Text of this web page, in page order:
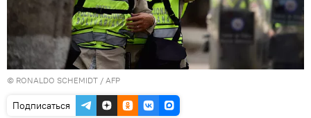
© RONALDO SCHEMIDT / AFP
Подписаться